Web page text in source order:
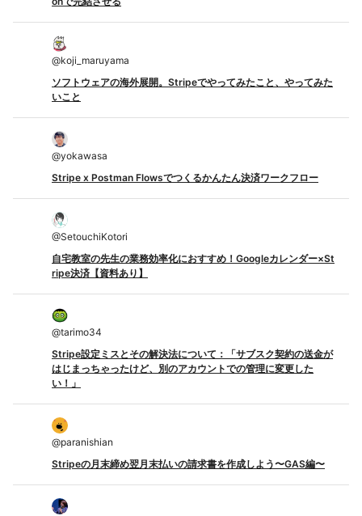
@koji_maruyama
ソフトウェアの海外展開。Stripeでやってみたこと、やってみた
いこと
@yokawasa
Stripe x Postman Flowsでつくるかんたん決済ワークフロー
@SetouchiKotori
自宅教室の先生の業務効率化におすすめ！Googleカレンダー×St
ripe決済【資料あり】
@tarimo34
Stripe設定ミスとその解決法について：「サブスク契約の送金が
はじまっちゃったけど、別のアカウントでの管理に変更した
い！」
@paranishian
Stripeの月末締め翌月末払いの請求書を作成しよう〜GAS編〜